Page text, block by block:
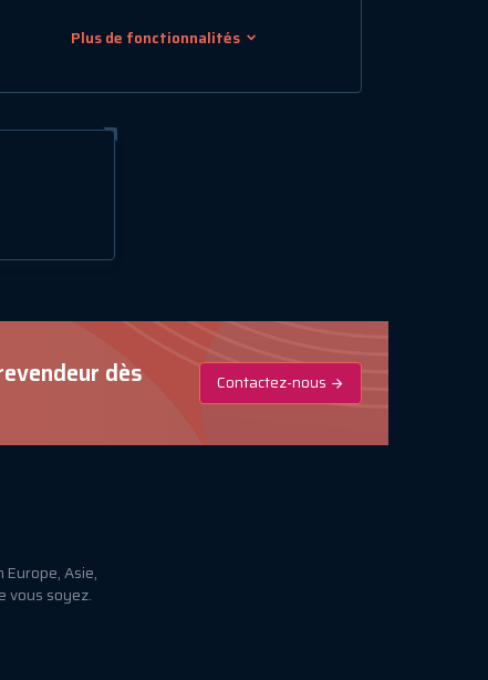
dès
Contactez-nous
Asie,
vous soyez.